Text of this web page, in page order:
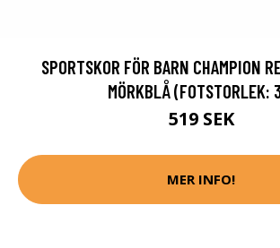
SPORTSKOR FÖR BARN CHAMPION
MÖRKBLÅ (FOTSTORLEK:
519 SEK
MER INFO!